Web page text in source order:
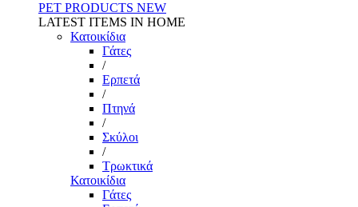
PET PRODUCTS NEW
LATEST ITEMS IN HOME
Κατοικίδια
Γάτες
/
Ερπετά
/
Πτηνά
/
Σκύλοι
/
Τρωκτικά
Κατοικίδια
Γάτες